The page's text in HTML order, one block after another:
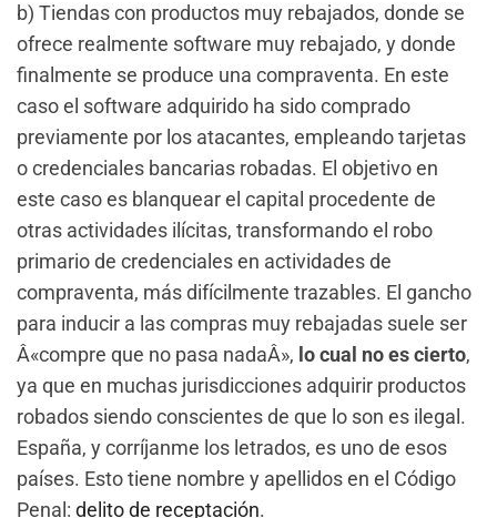
b) Tiendas con productos muy rebajados, donde se
ofrece realmente software muy rebajado, y donde
finalmente se produce una compraventa. En este
caso el software adquirido ha sido comprado
previamente por los atacantes, empleando tarjetas
o credenciales bancarias robadas. El objetivo en
este caso es blanquear el capital procedente de
otras actividades ilícitas, transformando el robo
primario de credenciales en actividades de
compraventa, más difícilmente trazables. El gancho
para inducir a las compras muy rebajadas suele ser
Â«compre que no pasa nadaÂ», lo cual no es cierto,
ya que en muchas jurisdicciones adquirir productos
robados siendo conscientes de que lo son es ilegal.
España, y corríjanme los letrados, es uno de esos
países. Esto tiene nombre y apellidos en el Código
Penal: delito de receptación.